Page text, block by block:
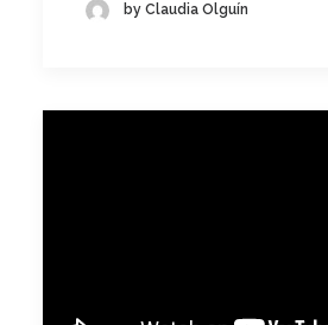
by Claudia Olguín